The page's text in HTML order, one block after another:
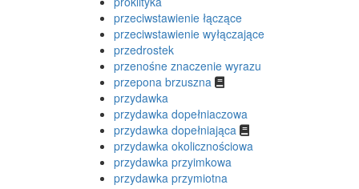
przeciwstawienie łączące
przeciwstawienie wyłączające
przedrostek
przenośne znaczenie wyrazu
przepona brzuszna
przydawka
przydawka dopełniaczowa
przydawka dopełniająca
przydawka okolicznościowa
przydawka przyimkowa
przydawka przymiotna